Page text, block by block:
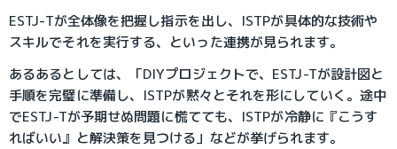
ESTJ-Tが全体像を把握し指示を出し、ISTPが具体的な技術や
スキルでそれを実行する、といった連携が見られます。
あるあるとしては、「DIYプロジェクトで、ESTJ-Tが設計図と
手順を完璧に準備し、ISTPが黙々とそれを形にしていく。途中
でESTJ-Tが予期せぬ問題に慌てても、ISTPが冷静に『こうす
ればいい』と解決策を見つける」などが挙げられます。